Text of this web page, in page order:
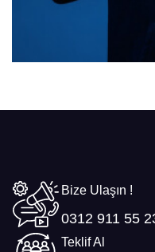
Bize Ulaşın !
0312 911 55
Teklif Al